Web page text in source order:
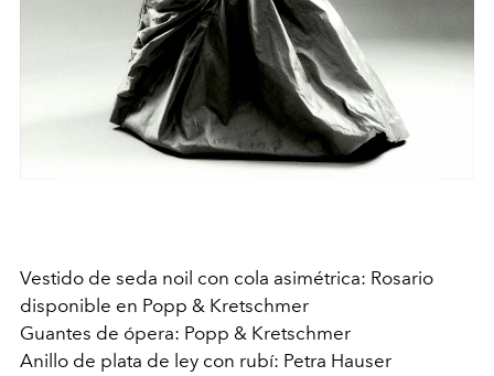
Vestido de seda noil con cola asimétrica: Rosario
disponible en Popp & Kretschmer
Guantes de ópera: Popp & Kretschmer
Anillo de plata de ley con rubí: Petra Hauser